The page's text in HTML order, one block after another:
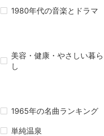
1980年代の音楽とドラマ
美容・健康・やさしい暮ら
し
1965年の名曲ランキング
単純温泉